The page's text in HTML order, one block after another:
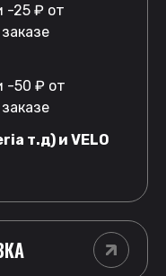
-25 ₽ от
-50 ₽ от
т.д) и VELO